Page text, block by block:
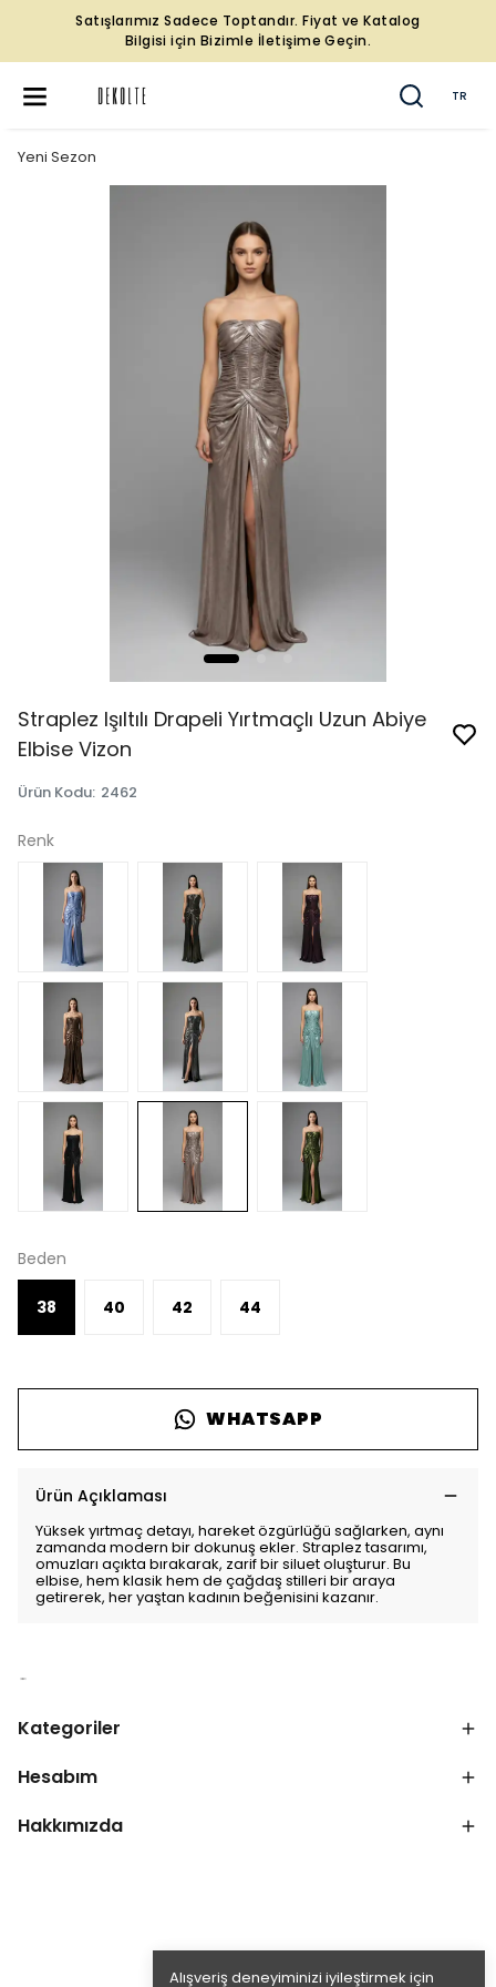
Satışlarımız Sadece Toptandır. Fiyat ve Katalog
Bilgisi için Bizimle İletişime Geçin.
TR
Alışveriş deneyiminizi iyileştirmek için
Yeni Sezon
Straplez Işıltılı Drapeli Yırtmaçlı Uzun Abiye
Elbise Vizon
Ürün Kodu: 2462
Renk
Beden
38 40 42 44
WHATSAPP
Ürün Açıklaması
Yüksek yırtmaç detayı, hareket özgürlüğü sağlarken, aynı
zamanda modern bir dokunuş ekler. Straplez tasarımı,
omuzları açıkta bırakarak, zarif bir siluet oluşturur. Bu
elbise, hem klasik hem de çağdaş stilleri bir araya
getirerek, her yaştan kadının beğenisini kazanır.
Kategoriler
Hesabım
Hakkımızda